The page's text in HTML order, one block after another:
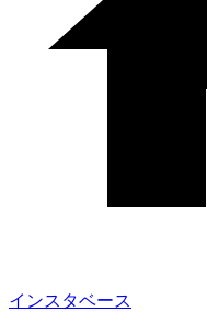
インスタベース